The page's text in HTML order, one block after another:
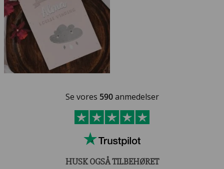
Se vores 590anmedelser
HUSK OGSÅ TILBEHØRET